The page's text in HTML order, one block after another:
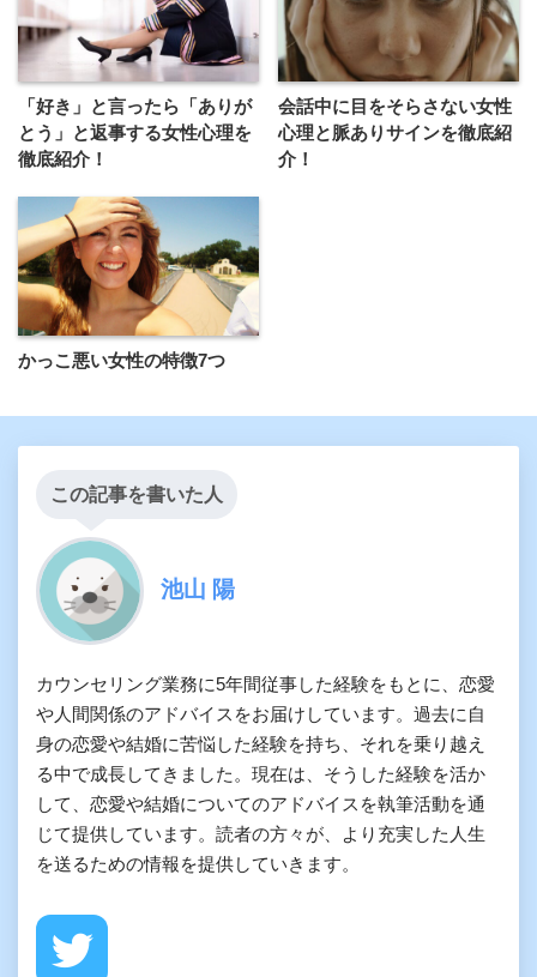
「好き」と言ったら「ありが
とう」と返事する女性心理を
徹底紹介！
会話中に目をそらさない女性
心理と脈ありサインを徹底紹
介！
かっこ悪い女性の特徴7つ
この記事を書いた人
池山 陽
カウンセリング業務に5年間従事した経験をもとに、恋愛
や人間関係のアドバイスをお届けしています。過去に自
身の恋愛や結婚に苦悩した経験を持ち、それを乗り越え
る中で成長してきました。現在は、そうした経験を活か
して、恋愛や結婚についてのアドバイスを執筆活動を通
じて提供しています。読者の方々が、より充実した人生
を送るための情報を提供していきます。